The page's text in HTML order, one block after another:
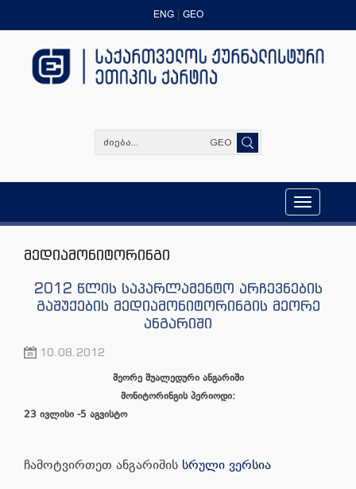
ENG GEO
GEO
Toggle
navigation
მედიამონიტორინგი
2012 წლის საპარლამენტო არჩევნების
გაშუქების მედიამონიტორინგის მეორე
ანგარიში
10.08.2012
მეორე შუალედური ანგარიში
მონიტორინგის პერიოდი:
23 ივლისი -5 აგვისტო
ჩამოტვირთეთ ანგარიშის სრული ვერსია